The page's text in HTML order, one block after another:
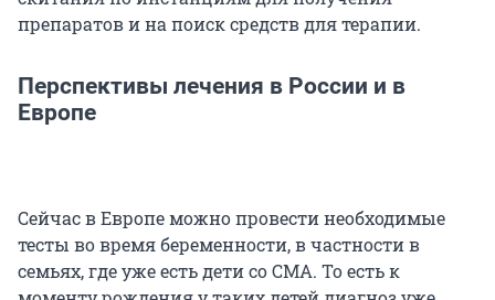
препаратов и на поиск средств для терапии.
Перспективы лечения в России и в
Европе
Сейчас в Европе можно провести необходимые
тесты во время беременности, в частности в
семьях, где уже есть дети со СМА. То есть к